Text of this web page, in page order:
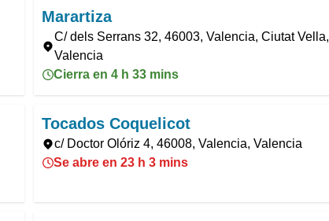
Marartiza
C/ dels Serrans 32, 46003, Valencia, Ciutat Vella,
Valencia
Cierra en 4 h 33 mins
Tocados Coquelicot
c/ Doctor Olóriz 4, 46008, Valencia, Valencia
Se abre en 23 h 3 mins